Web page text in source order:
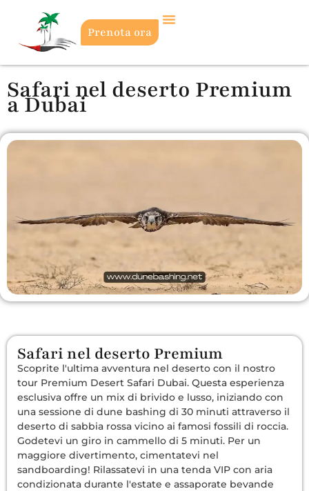
Prenota ora
Safari nel deserto Premium
a Dubai
Safari nel deserto Premium
Scoprite l'ultima avventura nel deserto con il nostro
tour Premium Desert Safari Dubai. Questa esperienza
esclusiva offre un mix di brivido e lusso, iniziando con
una sessione di dune bashing di 30 minuti attraverso il
deserto di sabbia rossa vicino ai famosi fossili di roccia.
Godetevi un giro in cammello di 5 minuti. Per un
maggiore divertimento, cimentatevi nel
sandboarding! Rilassatevi in una tenda VIP con aria
condizionata durante l'estate e assaporate bevande